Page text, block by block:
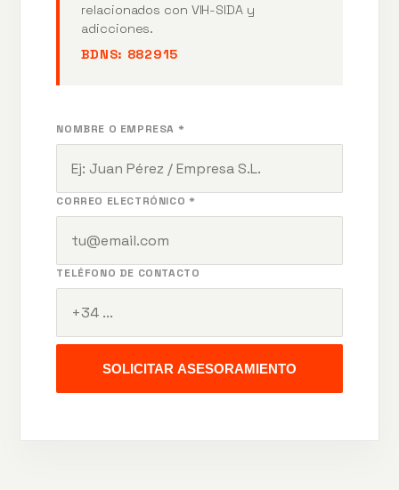
relacionados con VIH-SIDA y
adicciones.
BDNS: 882915
NOMBRE O EMPRESA *
CORREO ELECTRÓNICO *
TELÉFONO DE CONTACTO
SOLICITAR ASESORAMIENTO